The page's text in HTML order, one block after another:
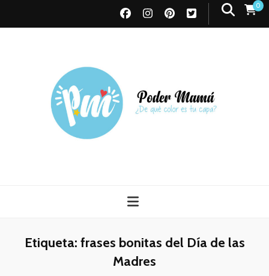
0
Etiqueta: frases bonitas del Día de las
Madres